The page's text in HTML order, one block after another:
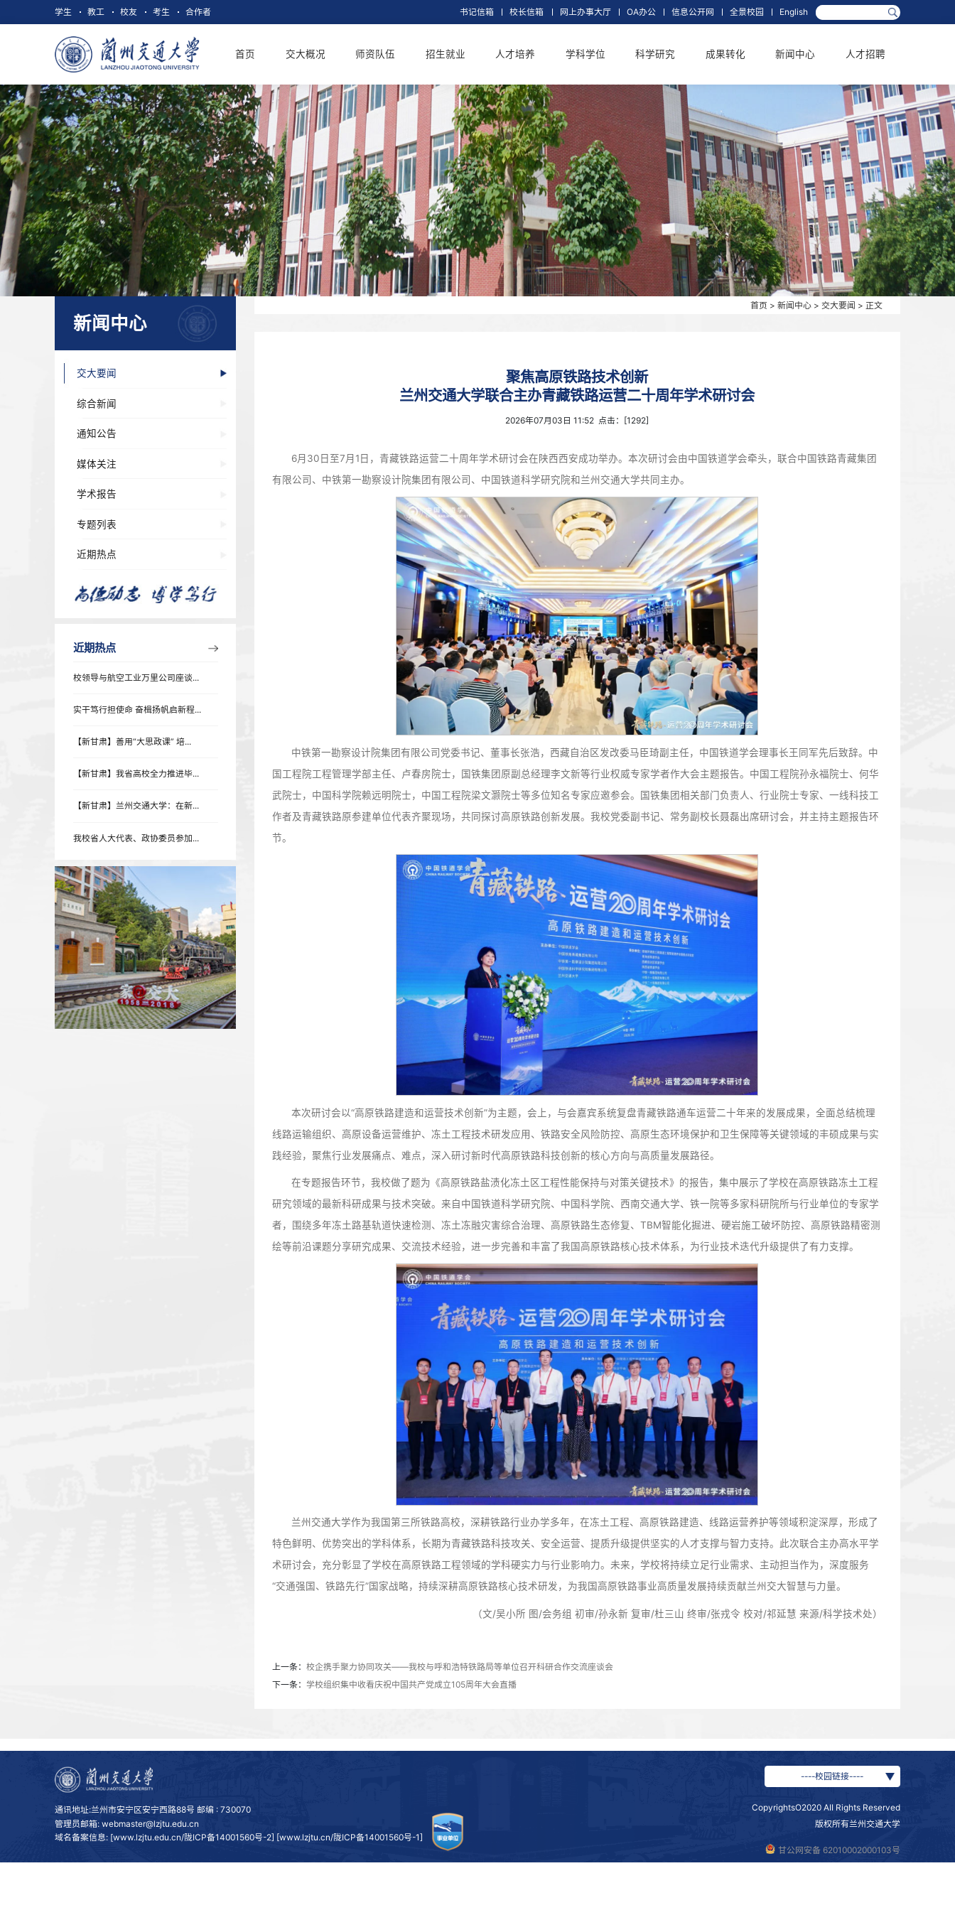
学生 教工 校友 考生 书记信箱 校长信箱 网上办事大厅 OA办公 信息公开网 全景校园
首页 交大概况 师资队伍 招生就业 人才培养 学科学位 科学研究 成果转化
新闻中心
交大要闻
近期热点
实干笃行担使命 奋楫扬帆启新程...
【新甘肃】善用“大思政课” 培...
【新甘肃】我省高校全力推进毕...
【新甘肃】兰州交通大学：在新...
我校省人大代表、政协委员参加...
兰州交通大学联合主办青藏铁路运营二十周年学术研讨会
2026年07月03日 11:52 点击：[1292
6月30日至7月1日，青藏铁路运营二十周年学术研讨会在陕西西安成功举办。本次研讨会由中国铁道学会牵头，联合中
有限公司、中铁第一勘察设计院集团有限公司、中国铁道科学研究院和兰州交通大学共同主办。
中铁第一勘察设计院集团有限公司党委书记、董事长张浩，西藏自治区发改委马臣琦副主任，中国铁道学会理事长王
国工程院工程管理学部主任、卢春房院士，国铁集团原副总经理李文新等行业权威专家学者作大会主题报告。中国工程院
武院士，中国科学院赖远明院士，中国工程院梁文灏院士等多位知名专家应邀参会。国铁集团相关部门负责人、行业院士
作者及青藏铁路原参建单位代表齐聚现场，共同探讨高原铁路创新发展。我校党委副书记、常务副校长聂磊出席研讨会，
本次研讨会以“高原铁路建造和运营技术创新”为主题，会上，与会嘉宾系统复盘青藏铁路通车运营二十年来的发展成果
线路运输组织、高原设备运营维护、冻土工程技术研发应用、铁路安全风险防控、高原生态环境保护和卫生保障等关键领
践经验，聚焦行业发展痛点、难点，深入研讨新时代高原铁路科技创新的核心方向与高质量发展路径。
在专题报告环节，我校做了题为《高原铁路盐渍化冻土区工程性能保持与对策关键技术》的报告，集中展示了学校在
研究领域的最新科研成果与技术突破。来自中国铁道科学研究院、中国科学院、西南交通大学、铁一院等多家科研院所与
者，围绕多年冻土路基轨道快速检测、冻土冻融灾害综合治理、高原铁路生态修复、TBM智能化掘进、硬岩施工破坏防控
绘等前沿课题分享研究成果、交流技术经验，进一步完善和丰富了我国高原铁路核心技术体系，为行业技术迭代升级提供
兰州交通大学作为我国第三所铁路高校，深耕铁路行业办学多年，在冻土工程、高原铁路建造、线路运营养护等领域
特色鲜明、优势突出的学科体系，长期为青藏铁路科技攻关、安全运营、提质升级提供坚实的人才支撑与智力支持。此次
术研讨会，充分彰显了学校在高原铁路工程领域的学科硬实力与行业影响力。未来，学校将持续立足行业需求、主动担当
“交通强国、铁路先行”国家战略，持续深耕高原铁路核心技术研发，为我国高原铁路事业高质量发展持续贡献兰州交大智慧